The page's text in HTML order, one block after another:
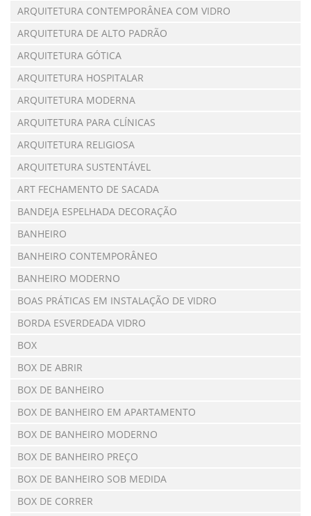
ARQUITETURA CONTEMPORÂNEA COM VIDRO
ARQUITETURA DE ALTO PADRÃO
ARQUITETURA GÓTICA
ARQUITETURA HOSPITALAR
ARQUITETURA MODERNA
ARQUITETURA PARA CLÍNICAS
ARQUITETURA RELIGIOSA
ARQUITETURA SUSTENTÁVEL
ART FECHAMENTO DE SACADA
BANDEJA ESPELHADA DECORAÇÃO
BANHEIRO
BANHEIRO CONTEMPORÂNEO
BANHEIRO MODERNO
BOAS PRÁTICAS EM INSTALAÇÃO DE VIDRO
BORDA ESVERDEADA VIDRO
BOX
BOX DE ABRIR
BOX DE BANHEIRO
BOX DE BANHEIRO EM APARTAMENTO
BOX DE BANHEIRO MODERNO
BOX DE BANHEIRO PREÇO
BOX DE BANHEIRO SOB MEDIDA
BOX DE CORRER